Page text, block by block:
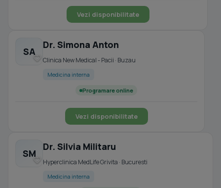
Vezi disponibilitate
SA
Dr. Simona Anton
Clinica New Medical - Pacii · Buzau
Medicina interna
Programare online
Vezi disponibilitate
SM
Dr. Silvia Militaru
Hyperclinica MedLife Grivita · Bucuresti
Medicina interna